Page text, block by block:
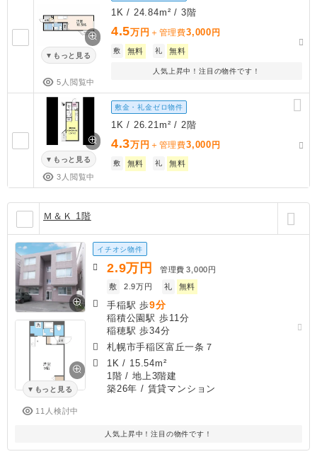
もっと見る
5人閲覧中
1K / 24.84m² / 3階
4.5万円 ＋管理費3,000 円
敷 無料 礼 無料
人気上昇中！注目の物件です！
もっと見る
3人閲覧中
敷金・礼金ゼロ物件
1K / 26.21m² / 2階
4.3万円 ＋管理費3,000 円
敷 無料 礼 無料
Ｍ＆Ｋ 1階
もっと見る
11人検討中
イチオシ物件
2.9万円 管理費 3,000円
敷
2.9万円 礼 無料
手稲駅 歩9分
稲積公園駅 歩11分
稲穂駅 歩34分
札幌市手稲区富丘一条７
1K / 15.54m²
1階 / 地上3階建
築26年 / 賃貸マンション
人気上昇中！注目の物件です！